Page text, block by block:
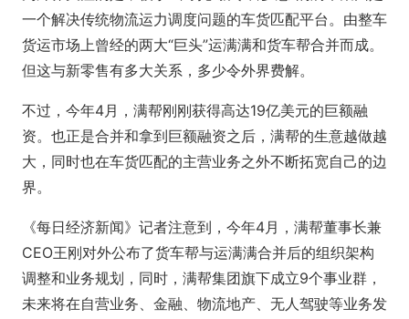
一个解决传统物流运力调度问题的车货匹配平台。由整车
货运市场上曾经的两大“巨头”运满满和货车帮合并而成。
但这与新零售有多大关系，多少令外界费解。
不过，今年4月，满帮刚刚获得高达19亿美元的巨额融
资。也正是合并和拿到巨额融资之后，满帮的生意越做越
大，同时也在车货匹配的主营业务之外不断拓宽自己的边
界。
《每日经济新闻》记者注意到，今年4月，满帮董事长兼
CEO王刚对外公布了货车帮与运满满合并后的组织架构
调整和业务规划，同时，满帮集团旗下成立9个事业群，
未来将在自营业务、金融、物流地产、无人驾驶等业务发